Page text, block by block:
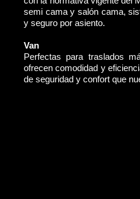
semi cama y salón cama,
y seguro por asiento.
Van
Perfectas para traslados
ofrecen comodidad y
de seguridad y confort que